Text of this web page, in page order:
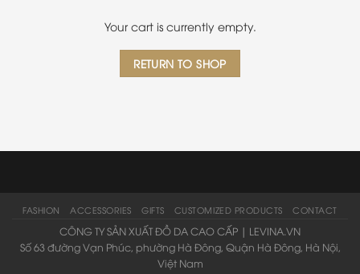
Your cart is currently empty.
RETURN TO SHOP
FASHION ACCESSORIES GIFTS CUSTOMIZED PRODUCTS CONTACT
CÔNG TY SẢN XUẤT ĐỒ DA CAO CẤP | LEVINA.VN
Số 63 đường Vạn Phúc, phường Hà Đông, Quận Hà Đông, Hà Nội,
Việt Nam